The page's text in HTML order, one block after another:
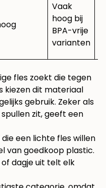
Vaak
hoog bij
BPA-vrije
varianten
fles zoekt die tegen
kiezen dit materiaal
gebruik. Zeker als
zit, geeft een
een lichte fles willen
van goedkoop plastic.
dagje uit telt elk